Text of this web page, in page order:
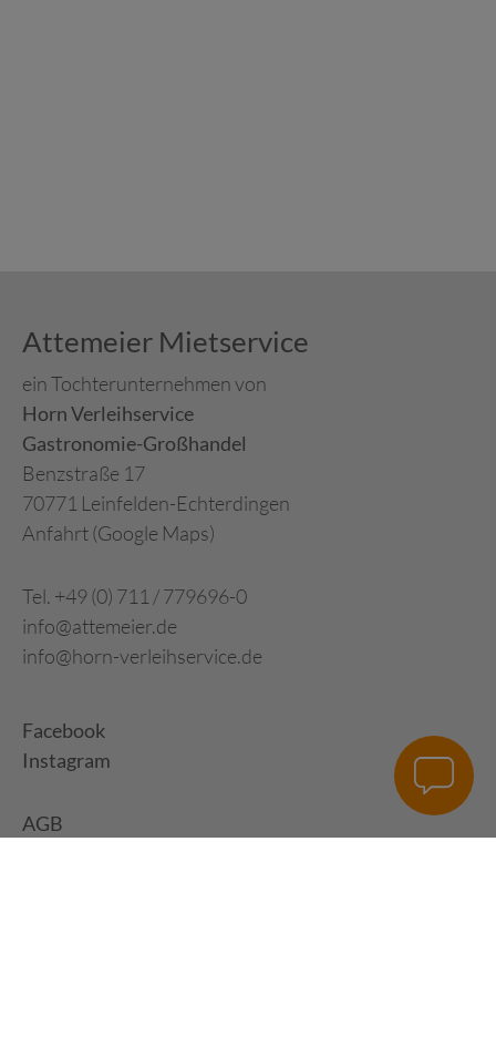
Attemeier Mietservice
ein Tochterunternehmen von
Horn Verleihservice
Gastronomie-Großhandel
Benzstraße 17
70771 Leinfelden-Echterdingen
Anfahrt (Google Maps)
Tel. +49 (0) 711 / 779696-0
info@attemeier.de
info@horn-verleihservice.de
Facebook
Instagram
AGB